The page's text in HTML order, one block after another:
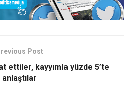
Post
ettiler, kayyımla yüzde 5’te
anlaştılar